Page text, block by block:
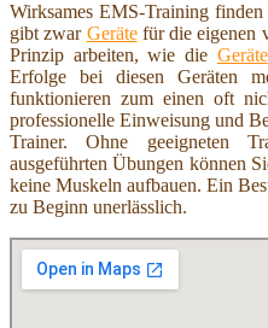
Wirksames EMS-Training
gibt zwar Gerätefür die eigenen
Prinzip arbeiten, wie die Geräte
Erfolge bei diesen Geräten
funktionieren zum einen oft
professionelle Einweisung und
Trainer. Ohne geeigneten
ausgeführten Übungen können
keine Muskeln aufbauen. Ein
zu Beginn unerlässlich.